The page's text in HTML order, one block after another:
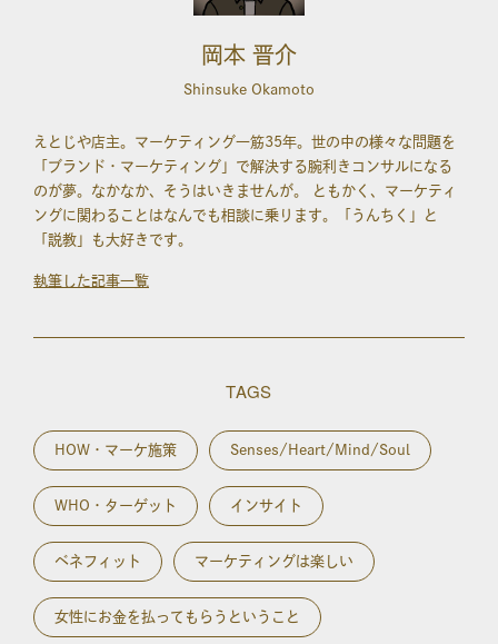
岡本 晋介
Shinsuke Okamoto
えとじや店主。マーケティング一筋35年。世の中の様々な問題を
「ブランド・マーケティング」で解決する腕利きコンサルになる
のが夢。なかなか、そうはいきませんが。 ともかく、マーケティ
ングに関わることはなんでも相談に乗ります。「うんちく」と
「説教」も大好きです。
執筆した記事一覧
TAGS
HOW・マーケ施策 Senses/Heart/Mind/Soul
WHO・ターゲット インサイト
ベネフィット マーケティングは楽しい
女性にお金を払ってもらうということ